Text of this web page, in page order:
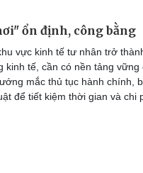
ổn định, công bằng
vực kinh tế tư nhân trở
tế, cần có nền tảng vững
mắc thủ tục hành chính,
để tiết kiệm thời gian và chi